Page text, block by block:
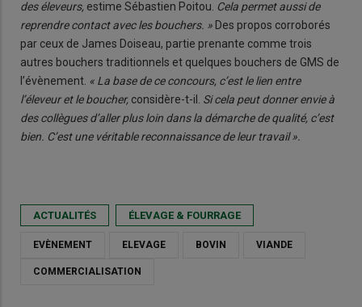
des éleveurs, estime Sébastien Poitou. Cela permet aussi de
reprendre contact avec les bouchers. » Des propos corroborés
par ceux de James Doiseau, partie prenante comme trois
autres bouchers traditionnels et quelques bouchers de GMS de
l’évènement. « La base de ce concours, c’est le lien entre
l’éleveur et le boucher, considère-t-il. Si cela peut donner envie à
des collègues d’aller plus loin dans la démarche de qualité, c’est
bien. C’est une véritable reconnaissance de leur travail ».
ACTUALITÉS ÉLEVAGE & FOURRAGE
EVÈNEMENT ELEVAGE BOVIN VIANDE
COMMERCIALISATION